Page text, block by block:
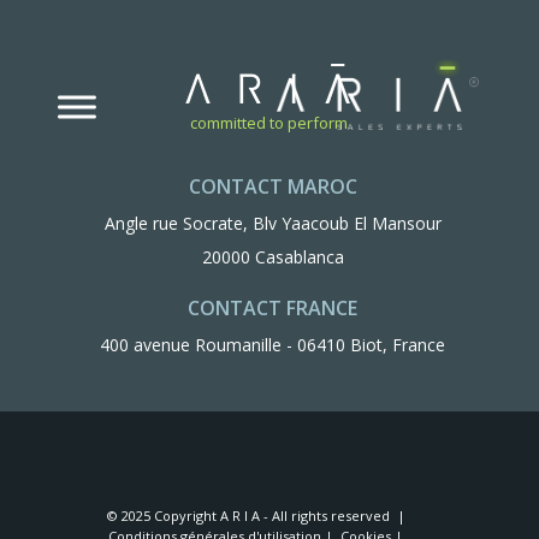
committed to perform
CONTACT MAROC
Angle rue Socrate, Blv Yaacoub El Mansour
20000 Casablanca
CONTACT FRANCE
400 avenue Roumanille - 06410 Biot, France
© 2025 Copyright A R I A - All rights reserved |
Conditions générales d'utilisation | Cookies |